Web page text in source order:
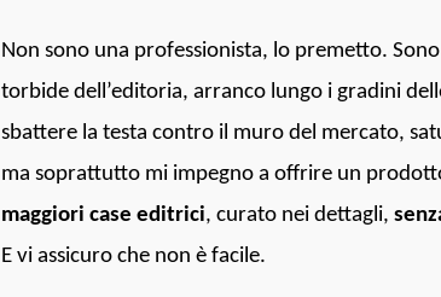
Non sono una professionista, lo premetto.
torbide dell’editoria, arranco lungo i gradini
sbattere la testa contro il muro del mercato,
ma soprattutto mi impegno a offrire un
maggiori case editrici, curato nei dettagli,
E vi assicuro che non è facile.